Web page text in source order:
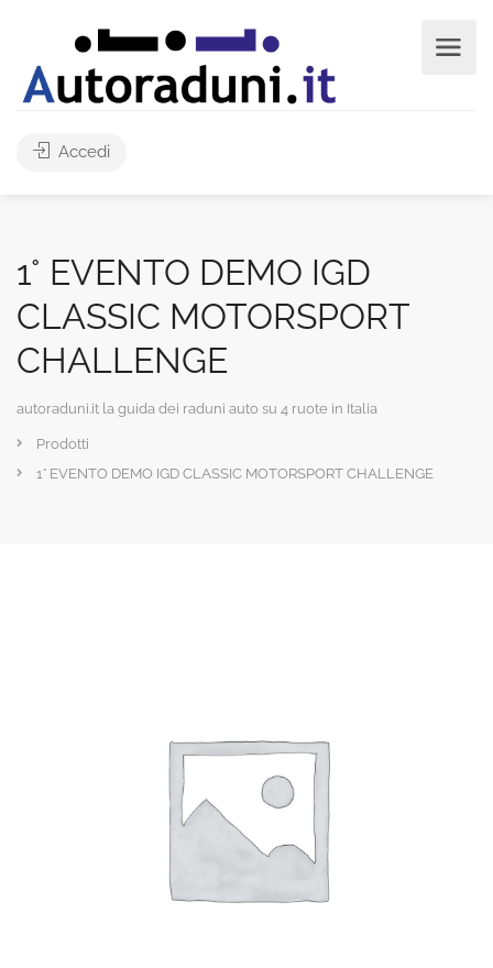
Accedi
1° EVENTO DEMO IGD
CLASSIC MOTORSPORT
CHALLENGE
autoraduni.it la guida dei raduni auto su 4 ruote in Italia
Prodotti
1° EVENTO DEMO IGD CLASSIC MOTORSPORT CHALLENGE